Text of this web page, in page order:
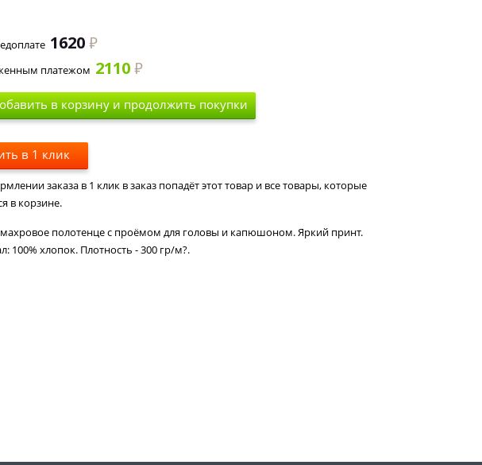
1620
платежом 2110
в корзину и продолжить покупки
в 1 клик
заказа в 1 клик в заказ попадёт этот товар и все товары, которые
в корзине.
махровое полотенце с проёмом для головы и капюшоном. Яркий принт.
100% хлопок. Плотность - 300 гр/м?.